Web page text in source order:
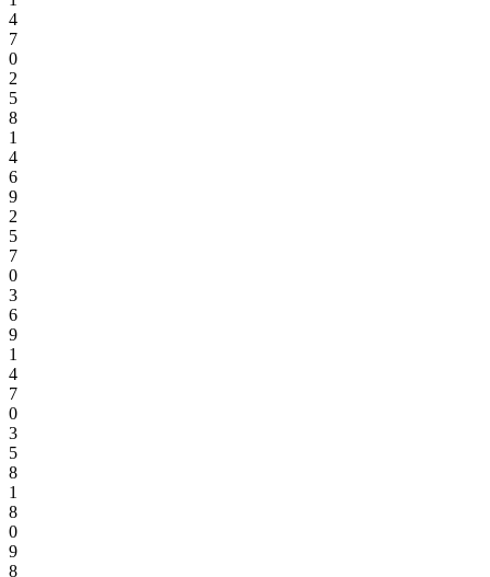
4
7
0
2
5
8
1
4
6
9
2
5
7
0
3
6
9
1
4
7
0
3
5
8
1
8
0
9
8